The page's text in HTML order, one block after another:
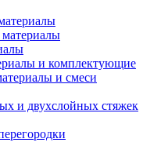
и комплектующие
и смеси
и двухслойных стяжек